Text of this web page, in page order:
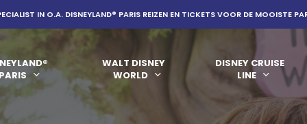
IN O.A. DISNEYLAND® PARIS REIZEN EN TICKETS VOOR DE MOOISTE
PARIS
WALT DISNEY
WORLD
DISNEY CRUISE
LINE